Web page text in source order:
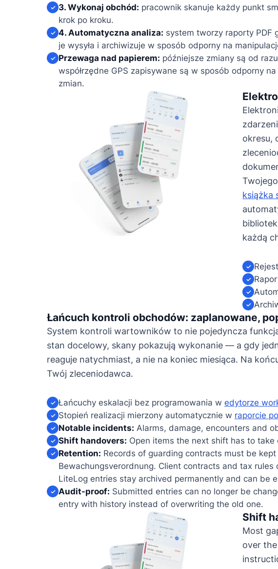
✓ 3. Wykonaj obchód: pracownik skanuje każdy punkt
krok po kroku.
✓ 4. Automatyczna analiza: system tworzy raporty PDF
je wysyła i archiwizuje w sposób odporny na
✓ Przewaga nad papierem: późniejsze zmiany są od
współrzędne GPS zapisywane są w sposób odporny
zmian.
okresu,
książka
każdą
✓
✓
✓
✓
Łańcuch kontroli obchodów: zaplanowane,
System kontroli wartowników to nie pojedyncza
stan docelowy, skany pokazują wykonanie — a gdy
reaguje natychmiast, a nie na koniec miesiąca. Na
Twój zleceniodawca.
✓ Łańcuchy eskalacji bez programowania w edytorze
✓ Stopień realizacji mierzony automatycznie w raporcie
✓ Notable incidents: Alarms, damage, encounters and
✓ Shift handovers: Open items the next shift has to take
✓ Retention: Records of guarding contracts must be
Bewachungsverordnung. Client contracts and tax
LiteLog entries stay archived permanently and can be
✓ Audit-proof: Submitted entries can no longer be
entry with history instead of overwriting the old one.
Shift
Most
over